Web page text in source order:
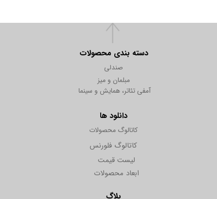
دسته بندی محصولات
صندلی
مبلمان و میز
آمفی تئاتر، همایش و سینما
دانلود ها
کاتالوگ محصولات
کاتالوگ فلورنس
بلاگ
ابعاد محصولات
لیست قیمت